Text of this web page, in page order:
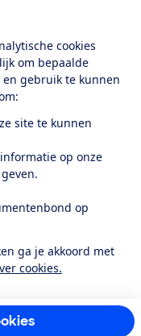
cookies
om bepaalde
gebruik te kunnen
site te kunnen
op onze
op
ga je akkoord met
cookies.
YoutubeLinkedIn
met gemiddeld